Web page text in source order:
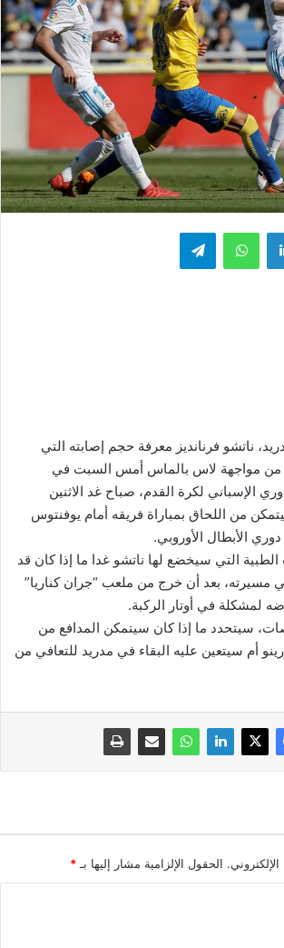
لينكدإن واتساب تيلقرام
ناتشو فرنانديز معرفة حجم إصابته التي
من مواجهة لاس بالماس أمس السبت في
من الدوري الإسباني لكرة القدم، صباح غد الاثنين
من اللحاق بمباراة فريقه أمام يوفنتوس
الأبطال الأوروبي.
التي سيخضع لها ناتشو غدا ما إذا كان قد
مسيرته، بعد أن خرج من ملعب “جران كناريا”
سيتحدد ما إذا كان سيتمكن المدافع من
أم سيتعين عليه البقاء في مدريد للتعافي من
الحقول الإلزامية مشار إليها بـ *